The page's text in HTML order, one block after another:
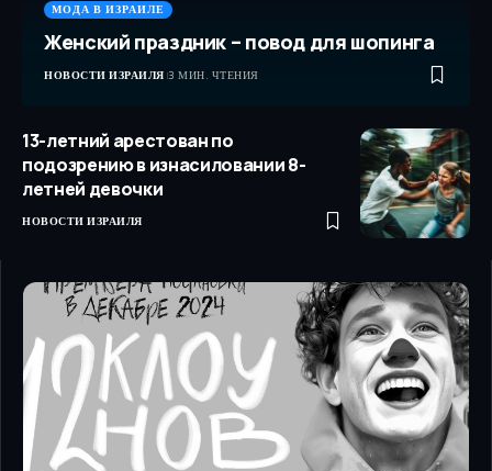
МОДА В ИЗРАИЛЕ
Женский праздник – повод для шопинга
НОВОСТИ ИЗРАИЛЯ 3 МИН. ЧТЕНИЯ
13-летний арестован по
подозрению в изнасиловании 8-
летней девочки
НОВОСТИ ИЗРАИЛЯ